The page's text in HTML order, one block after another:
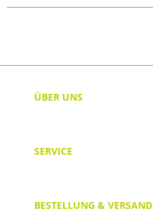
ÜBER UNS
SERVICE
BESTELLUNG & VERSAND